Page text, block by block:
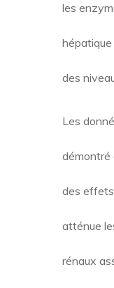
les
hépatique
des
Les
démontré
des
atténue
rénaux